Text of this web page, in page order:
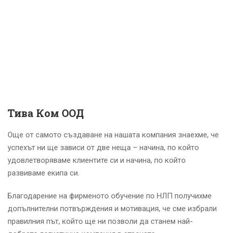
Тива Ком ООД
Още от самото създаване на нашата компания знаехме, че
успехът ни ще зависи от две неща – начина, по който
удовлетворяваме клиентите си и начина, по който
развиваме екипа си.
Благодарение на фирменото обучение по НЛП получихме
допълнителни потвърждения и мотивация, че сме избрали
правилния път, който ще ни позволи да станем най-